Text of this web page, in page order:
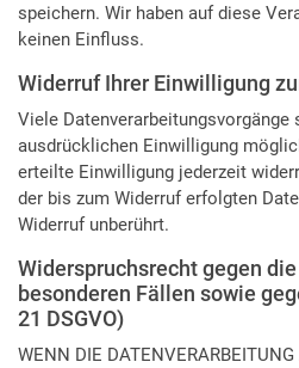
speichern. Wir haben auf diese
keinen Einfluss.
Widerruf Ihrer Einwilligung
Viele Datenverarbeitungsvorgänge
ausdrücklichen Einwilligung
erteilte Einwilligung jederzeit
der bis zum Widerruf erfolgten
Widerruf unberührt.
Widerspruchsrecht gegen
besonderen Fällen sowie
21 DSGVO)
WENN DIE